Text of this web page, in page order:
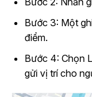
Bước 3: Một
điểm.
Bước 4: Chọn
gửi vị trí cho